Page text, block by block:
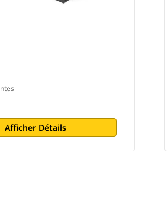
Afficher Détails